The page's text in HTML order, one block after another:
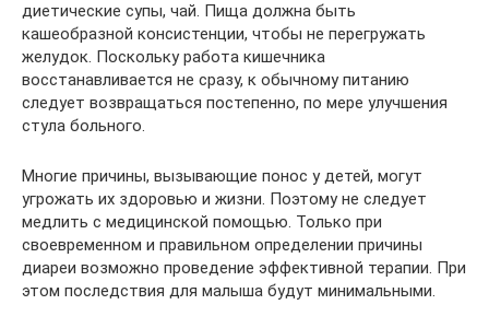
диетические супы, чай. Пища должна быть
кашеобразной консистенции, чтобы не перегружать
желудок. Поскольку работа кишечника
восстанавливается не сразу, к обычному питанию
следует возвращаться постепенно, по мере улучшения
стула больного.
Многие причины, вызывающие понос у детей, могут
угрожать их здоровью и жизни. Поэтому не следует
медлить с медицинской помощью. Только при
своевременном и правильном определении причины
диареи возможно проведение эффективной терапии. При
этом последствия для малыша будут минимальными.